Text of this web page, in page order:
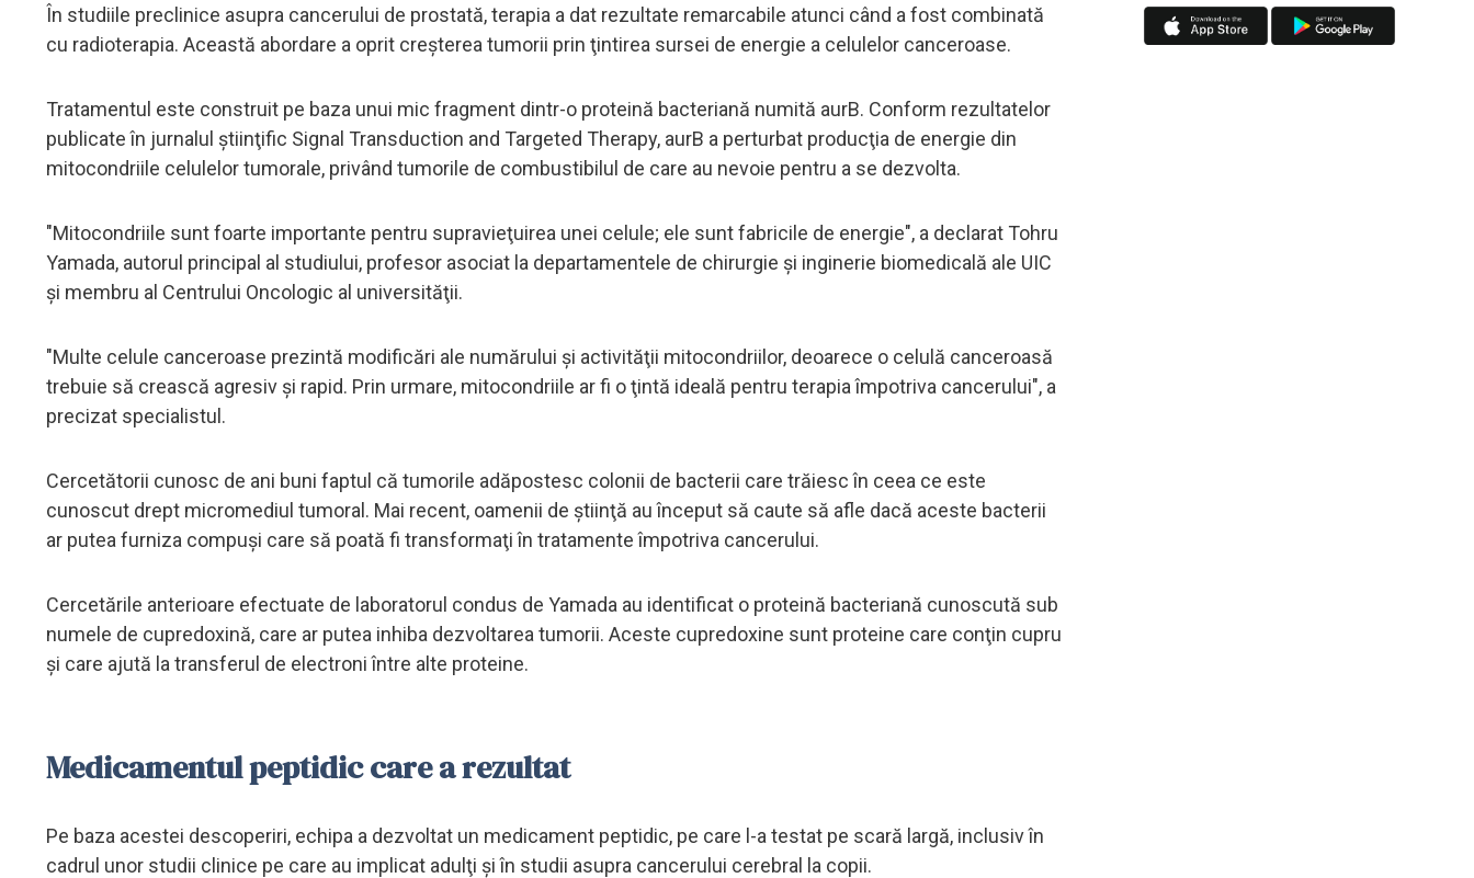
În studiile preclinice asupra cancerului de prostată, terapia a dat rezultate remarcabile atunci când a fost combinată
cu radioterapia. Această abordare a oprit creşterea tumorii prin ţintirea sursei de energie a celulelor canceroase.
Tratamentul este construit pe baza unui mic fragment dintr-o proteină bacteriană numită aurB. Conform rezultatelor
publicate în jurnalul ştiinţific Signal Transduction and Targeted Therapy, aurB a perturbat producţia de energie din
mitocondriile celulelor tumorale, privând tumorile de combustibilul de care au nevoie pentru a se dezvolta.
"Mitocondriile sunt foarte importante pentru supravieţuirea unei celule; ele sunt fabricile de energie", a declarat Tohru
Yamada, autorul principal al studiului, profesor asociat la departamentele de chirurgie şi inginerie biomedicală ale UIC
şi membru al Centrului Oncologic al universităţii.
"Multe celule canceroase prezintă modificări ale numărului şi activităţii mitocondriilor, deoarece o celulă canceroasă
trebuie să crească agresiv şi rapid. Prin urmare, mitocondriile ar fi o ţintă ideală pentru terapia împotriva cancerului", a
precizat specialistul.
Cercetătorii cunosc de ani buni faptul că tumorile adăpostesc colonii de bacterii care trăiesc în ceea ce este
cunoscut drept micromediul tumoral. Mai recent, oamenii de ştiinţă au început să caute să afle dacă aceste bacterii
ar putea furniza compuşi care să poată fi transformaţi în tratamente împotriva cancerului.
Cercetările anterioare efectuate de laboratorul condus de Yamada au identificat o proteină bacteriană cunoscută sub
numele de cupredoxină, care ar putea inhiba dezvoltarea tumorii. Aceste cupredoxine sunt proteine care conţin cupru
şi care ajută la transferul de electroni între alte proteine.
Medicamentul peptidic care a rezultat
Pe baza acestei descoperiri, echipa a dezvoltat un medicament peptidic, pe care l-a testat pe scară largă, inclusiv în
cadrul unor studii clinice pe care au implicat adulţi şi în studii asupra cancerului cerebral la copii.